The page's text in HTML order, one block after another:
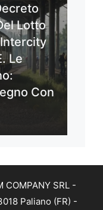
Lotto
Le
Con
SRL -
Paliano (FR) -